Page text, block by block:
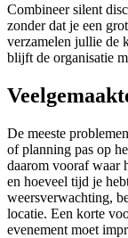
Combineer silent
zonder dat je een
verzamelen jullie de
blijft de organisatie
De meeste
of planning pas op
daarom vooraf waar
en hoeveel tijd je
weersverwachting,
locatie. Een korte
evenement moet